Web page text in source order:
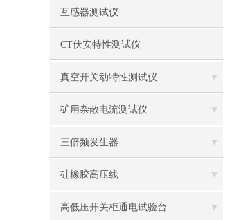
互感器测试仪
CT伏安特性测试仪
真空开关动特性测试仪
矿用杂散电流测试仪
三倍频发生器
硅橡胶高压线
高低压开关柜通电试验台